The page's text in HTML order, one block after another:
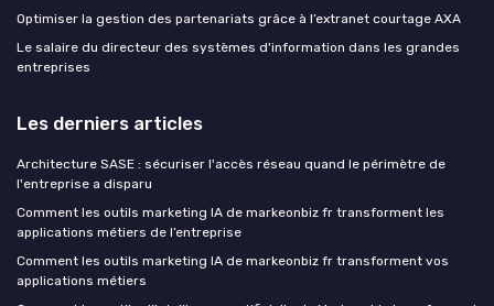
Optimiser la gestion des partenariats grâce à l’extranet courtage AXA
Le salaire du directeur des systèmes d'information dans les grandes
entreprises
Les derniers articles
Architecture SASE : sécuriser l'accès réseau quand le périmètre de
l'entreprise a disparu
Comment les outils marketing IA de markeonbiz fr transforment les
applications métiers de l’entreprise
Comment les outils marketing IA de markeonbiz fr transforment vos
applications métiers